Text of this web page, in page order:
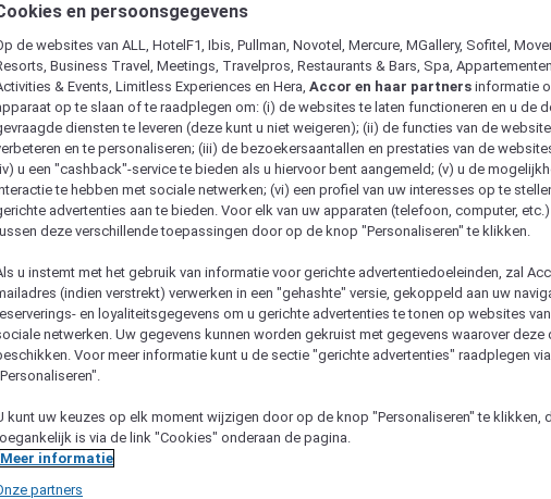
en persoonsgegevens
de websites van ALL, HotelF1, Ibis, Pullman, Novotel, Mercure, MGallery, Sofitel,
Business Travel, Meetings, Travelpros, Restaurants & Bars, Spa,
& Events, Limitless Experiences en Hera, Accor en haar partners informatie
op te slaan of te raadplegen om: (i) de websites te laten functioneren en u de
diensten te leveren (deze kunt u niet weigeren); (ii) de functies van de
en te personaliseren; (iii) de bezoekersaantallen en prestaties van de
u een "cashback"-service te bieden als u hiervoor bent aangemeld; (v) u de
te hebben met sociale netwerken; (vi) een profiel van uw interesses op te
advertenties aan te bieden. Voor elk van uw apparaten (telefoon, computer,
deze verschillende toepassingen door op de knop "Personaliseren" te klikken.
u instemt met het gebruik van informatie voor gerichte advertentiedoeleinden, zal
(indien verstrekt) verwerken in een "gehashte" versie, gekoppeld aan uw
en loyaliteitsgegevens om u gerichte advertenties te tonen op websites
netwerken. Uw gegevens kunnen worden gekruist met gegevens waarover deze
Voor meer informatie kunt u de sectie "gerichte advertenties" raadplegen
kunt uw keuzes op elk moment wijzigen door op de knop "Personaliseren" te klikken,
is via de link "Cookies" onderaan de pagina.
Meer informatie
partners